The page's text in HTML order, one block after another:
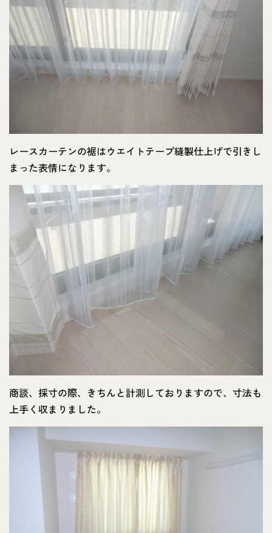
レースカーテンの裾はウエイトテープ縫製仕上げで引きし
まった表情になります。
商談、採寸の際、きちんと計測しておりますので、寸法も
上手く収まりました。